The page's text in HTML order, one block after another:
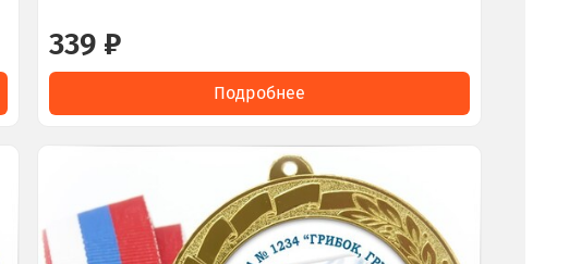
339 ₽
Подробнее